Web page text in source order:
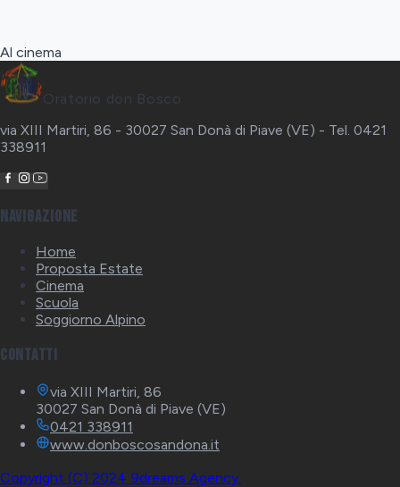
Al cinema
Oratorio don Bosco
via XIII Martiri, 86 - 30027 San Donà di Piave (VE) - Tel. 0421
338911
Navigazione
Home
Proposta Estate
Cinema
Scuola
Soggiorno Alpino
Contatti
via XIII Martiri, 86
30027 San Donà di Piave (VE)
0421 338911
www.donboscosandona.it
Copyright (C) 2024 9dreams Agency.